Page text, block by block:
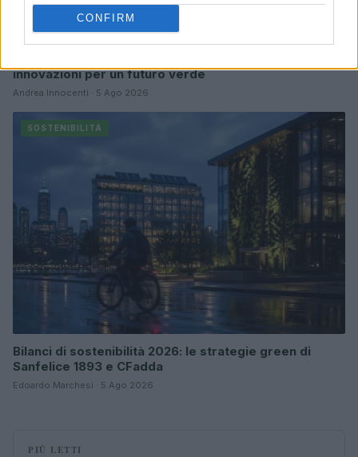
CONFIRM
innovazioni per un futuro verde
Andrea Innocenti · 5 Ago 2026
SOSTENIBILITÀ
Bilanci di sostenibilità 2026: le strategie green di
Sanfelice 1893 e CFadda
Edoardo Marchesi · 5 Ago 2026
PIÙ LETTI